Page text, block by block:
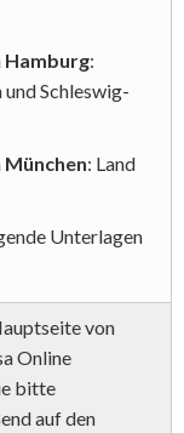
Hamburg:
Schleswig-
München: Land
Unterlagen
von
Online
bitte
auf den